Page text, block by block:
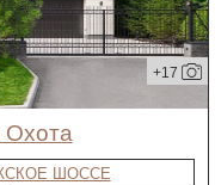
+17
Охота
ШОССЕ